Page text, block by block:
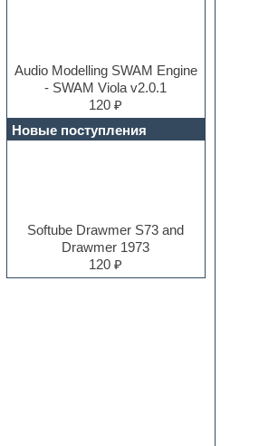
Dubstep
E-MU Samples
Electric guitar
Electric piano
EXS24 Instruments
Flute
Audio Modelling SWAM Engine
- SWAM Viola v2.0.1
120 ₽
Новые поступления
Softube Drawmer S73 and
Drawmer 1973
120 ₽